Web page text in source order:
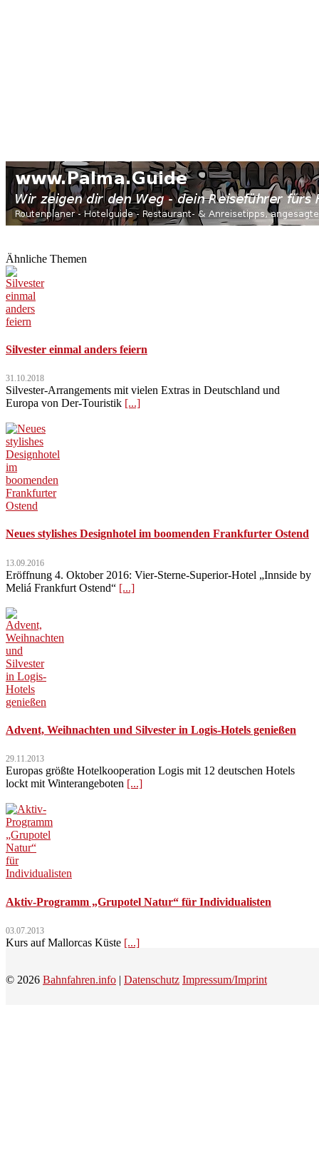
Ähnliche Themen
Silvester einmal anders feiern
31.10.2018
Silvester-Arrangements mit vielen Extras in Deutschland und
Europa von Der-Touristik [...]
Neues stylishes Designhotel im boomenden Frankfurter Ostend
13.09.2016
Eröffnung 4. Oktober 2016: Vier-Sterne-Superior-Hotel „Innside by
Meliá Frankfurt Ostend“ [...]
Advent, Weihnachten und Silvester in Logis-Hotels genießen
29.11.2013
Europas größte Hotelkooperation Logis mit 12 deutschen Hotels
lockt mit Winterangeboten [...]
Aktiv-Programm „Grupotel Natur“ für Individualisten
03.07.2013
Kurs auf Mallorcas Küste [...]
© 2026 Bahnfahren.info | Datenschutz Impressum/Imprint